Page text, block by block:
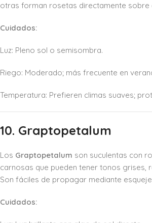
otras forman rosetas directamente sobre
Cuidados:
Luz: Pleno sol o semisombra.
Riego: Moderado; más frecuente en
Temperatura: Prefieren climas suaves;
10. Graptopetalum
Los Graptopetalum son suculentas con
carnosas que pueden tener tonos grises,
Son fáciles de propagar mediante
Cuidados: